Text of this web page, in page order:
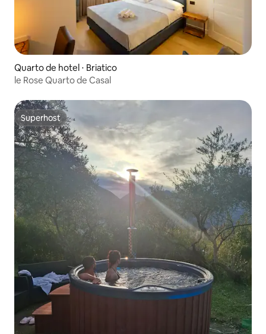
Quarto de hotel ⋅ Briatico
le Rose Quarto de Casal
Superhost
Superhost